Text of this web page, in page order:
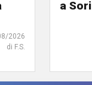
2026
di F.S.
a Sori